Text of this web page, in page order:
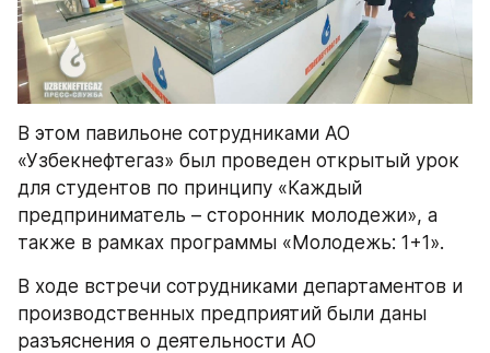
В этом павильоне сотрудниками АО
«Узбекнефтегаз» был проведен открытый урок
для студентов по принципу «Каждый
предприниматель – сторонник молодежи», а
также в рамках программы «Молодежь: 1+1».
В ходе встречи сотрудниками департаментов и
производственных предприятий были даны
разъяснения о деятельности АО